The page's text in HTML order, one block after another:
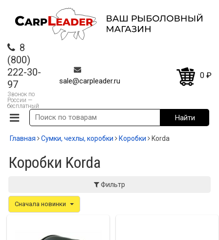
8
(800)
222-30-
97
Звонок по
России —
бесплатный
sale@carpleader.ru
0 ₽
Главная Сумки, чехлы, коробки Коробки Korda
Коробки Korda
Фильтр
Сначала новинки